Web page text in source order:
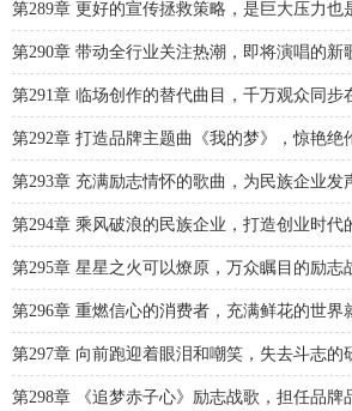
第289章 更好的宣传拯救策略，是巨大压力也
第290章 带动全行业关注热潮，即将演唱的新
第291章 临场创作的替代曲目，千万观众同步
第292章 打造品牌主题曲《我的梦》，惊艳绝
第293章 充满励志情怀的歌曲，为民族企业发
第294章 乘风破浪的民族企业，打造创业时代
第295章 星星之火可以燎原，万众瞩目的励志
第296章 重燃信心的消费者，充满鲜花的世界
第297章 向前跑迎着眼泪和嘲笑，失去斗志的
第298章 《追梦赤子心》励志战歌，担任品牌